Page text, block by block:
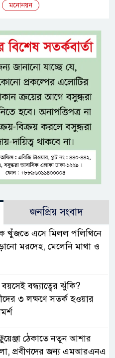
মনোনয়ন
জনপ্রিয় সংবাদ
খুঁজতে এসে মিলল পলিথিনে
মরদেহ, মেলেনি মাথা ও
বন্ধ্যাত্বের ঝুঁকি?
৩ লক্ষণে সতর্ক হওয়ার
ঠেকাতে নতুন আশার
প্রবীণদের জন্য এমআরএনএ